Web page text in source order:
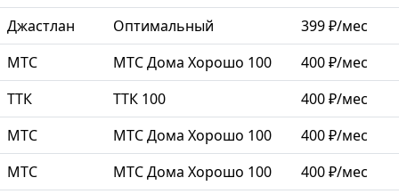
Джастлан
Оптимальный
399 ₽/мес
МТС
МТС Дома Хорошо 100
400 ₽/мес
ТТК
ТТК 100
400 ₽/мес
МТС
МТС Дома Хорошо 100
400 ₽/мес
МТС
МТС Дома Хорошо 100 400 ₽/мес